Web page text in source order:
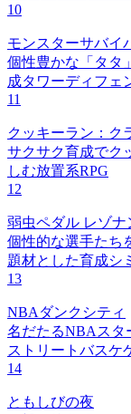
10
モンスターサバイ
個性豊かな「タタ
成タワーディフェ
11
クッキーラン：ク
サクサク育成でク
しむ放置系RPG
12
弱虫ペダル レゾナ
個性的な選手たち
題材とした育成シ
13
NBAダンクシティ
名だたるNBAスタ
ストリートバスケ
14
ともしびの夜